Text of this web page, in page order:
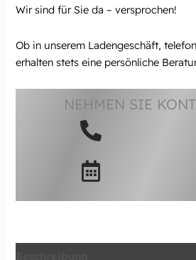
Wir sind für Sie da – versprochen!
Ob in unserem Ladengeschäft,
erhalten stets eine persönliche
NEHMEN SIE